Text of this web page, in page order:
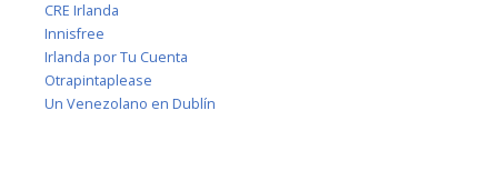
CRE Irlanda
Innisfree
Irlanda por Tu Cuenta
Otrapintaplease
Un Venezolano en Dublín